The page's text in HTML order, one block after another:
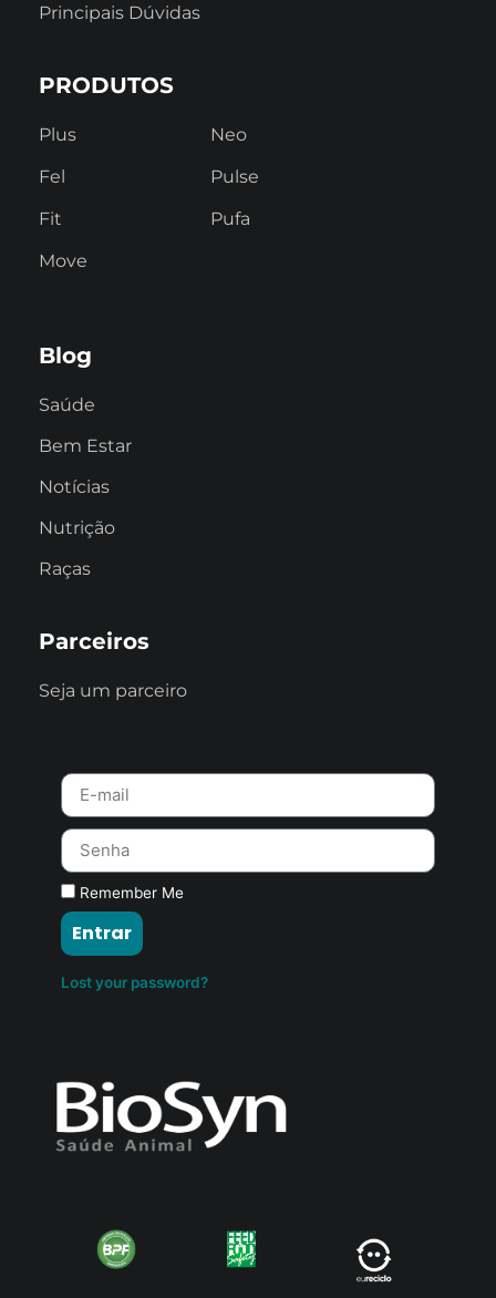
Principais Dúvidas
PRODUTOS
Plus
Fel
Fit
Move
Neo
Pulse
Pufa
Blog
Saúde
Bem Estar
Notícias
Nutrição
Raças
Parceiros
Seja um parceiro
Remember Me
Entrar
Lost your password?